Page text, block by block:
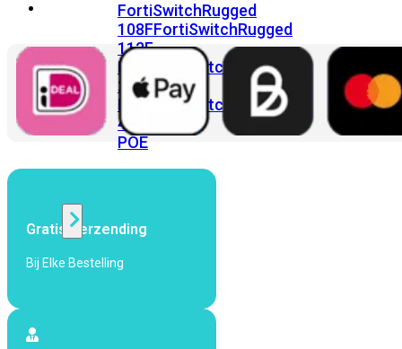
FortiSwitchRugged
108FFortiSwitchRugged
112F-
POE
FortiSwitchRugged
216F-
POE FortiSwitchRugged
424F-
POE
Access
Gratis Verzending
Bij Elke Bestelling